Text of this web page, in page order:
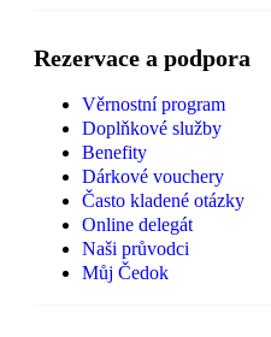
Rezervace a podpora
Věrnostní program
Doplňkové služby
Benefity
Dárkové vouchery
Často kladené otázky
Online delegát
Naši průvodci
Můj Čedok